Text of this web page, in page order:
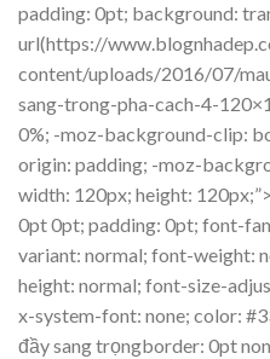
padding: 0pt; background:
url(https://
content/uploads/2016/07/
sang-trong-pha-cach-4-
0%; -moz-background-clip:
origin: padding; -moz-
width: 120px; height:
0pt 0pt; padding: 0pt; font-
variant: normal; font-weight:
height: normal; font-size-
x-system-font: none; color:
đầy sang trọngborder: 0pt